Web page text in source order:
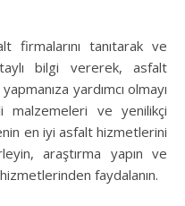
firmalarını tanıtarak ve
bilgi vererek, asfalt
yardımcı olmayı
malzemeleri ve yenilikçi
en iyi asfalt hizmetlerini
araştırma yapın ve
faydalanın.